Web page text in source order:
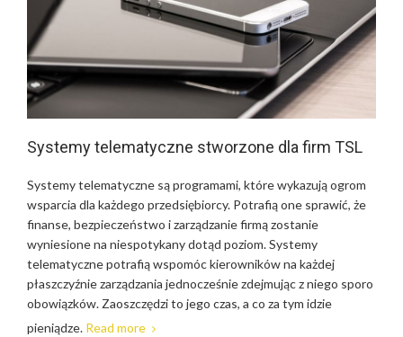
Systemy telematyczne stworzone dla firm TSL
Systemy telematyczne są programami, które wykazują ogrom
wsparcia dla każdego przedsiębiorcy. Potrafią one sprawić, że
finanse, bezpieczeństwo i zarządzanie firmą zostanie
wyniesione na niespotykany dotąd poziom. Systemy
telematyczne potrafią wspomóc kierowników na każdej
płaszczyźnie zarządzania jednocześnie zdejmując z niego sporo
obowiązków. Zaoszczędzi to jego czas, a co za tym idzie
pieniądze. Read more